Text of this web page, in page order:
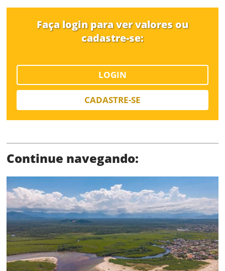
Faça login para ver valores ou
cadastre-se:
LOGIN
CADASTRE-SE
Continue navegando:
ENTRAR
Tipo de download
Limite de download